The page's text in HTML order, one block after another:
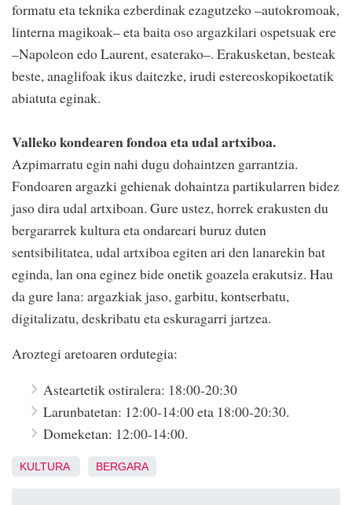
formatu eta teknika ezberdinak ezagutzeko –autokromoak,
linterna magikoak– eta baita oso argazkilari ospetsuak ere
–Napoleon edo Laurent, esaterako–. Erakusketan, besteak
beste, anaglifoak ikus daitezke, irudi estereoskopikoetatik
abiatuta eginak.
Valleko kondearen fondoa eta udal artxiboa.
Azpimarratu egin nahi dugu dohaintzen garrantzia.
Fondoaren argazki gehienak dohaintza partikularren bidez
jaso dira udal artxiboan. Gure ustez, horrek erakusten du
bergararrek kultura eta ondareari buruz duten
sentsibilitatea, udal artxiboa egiten ari den lanarekin bat
eginda, lan ona eginez bide onetik goazela erakutsiz. Hau
da gure lana: argazkiak jaso, garbitu, kontserbatu,
digitalizatu, deskribatu eta eskuragarri jartzea.
Aroztegi aretoaren ordutegia:
Asteartetik ostiralera: 18:00-20:30
Larunbatetan: 12:00-14:00 eta 18:00-20:30.
Domeketan: 12:00-14:00.
KULTURA BERGARA